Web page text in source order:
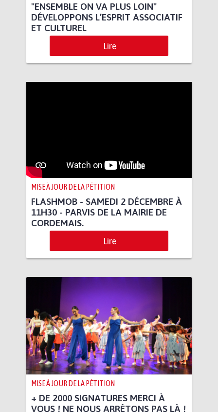
"ENSEMBLE ON VA PLUS LOIN"
DÉVELOPPONS L’ESPRIT ASSOCIATIF
ET CULTUREL
Lire
MISE À JOUR DE LA PÉTITION
FLASHMOB - SAMEDI 2 DÉCEMBRE À
11H30 - PARVIS DE LA MAIRIE DE
CORDEMAIS.
Lire
MISE À JOUR DE LA PÉTITION
+ DE 2000 SIGNATURES MERCI À
VOUS ! NE NOUS ARRÊTONS PAS LÀ !